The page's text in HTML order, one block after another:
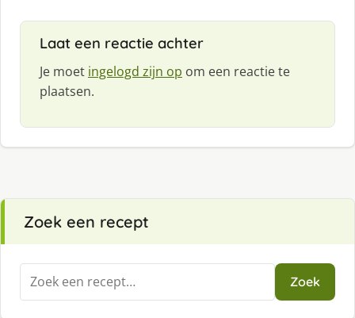
Laat een reactie achter
Je moet ingelogd zijn op om een reactie te
plaatsen.
Zoek een recept
Zoeken
naar:
Zoek